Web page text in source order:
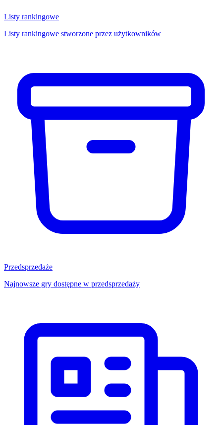
Listy rankingowe
Listy rankingowe stworzone przez użytkowników
Przedsprzedaże
Najnowsze gry dostępne w przedsprzedaży